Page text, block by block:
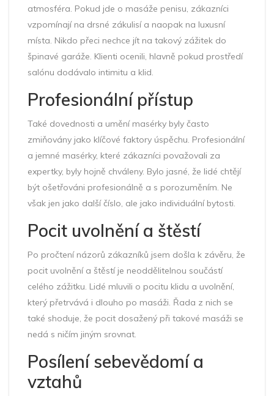
atmosféra. Pokud jde o masáže penisu, zákazníci
vzpomínají na drsné zákulisí a naopak na luxusní
místa. Nikdo přeci nechce jít na takový zážitek do
špinavé garáže. Klienti ocenili, hlavně pokud prostředí
salónu dodávalo intimitu a klid.
Profesionální přístup
Také dovednosti a umění masérky byly často
zmiňovány jako klíčové faktory úspěchu. Profesionální
a jemné masérky, které zákazníci považovali za
expertky, byly hojně chváleny. Bylo jasné, že lidé chtějí
být ošetřováni profesionálně a s porozuměním. Ne
však jen jako další číslo, ale jako individuální bytosti.
Pocit uvolnění a štěstí
Po pročtení názorů zákazníků jsem došla k závěru, že
pocit uvolnění a štěstí je neoddělitelnou součástí
celého zážitku. Lidé mluvili o pocitu klidu a uvolnění,
který přetrvává i dlouho po masáži. Řada z nich se
také shoduje, že pocit dosažený při takové masáži se
nedá s ničím jiným srovnat.
Posílení sebevědomí a
vztahů